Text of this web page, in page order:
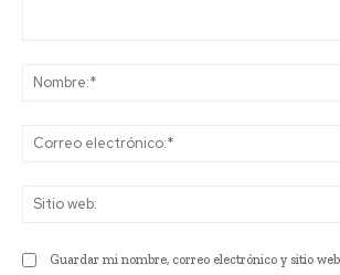
Guardar mi nombre, correo electrónico y sitio